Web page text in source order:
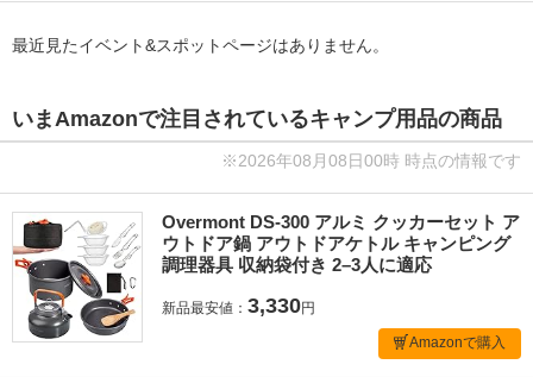
最近見たイベント&スポットページはありません。
いまAmazonで注目されているキャンプ用品の商品
※2026年08月08日00時 時点の情報です
Overmont DS-300 アルミ クッカーセット ア
ウトドア鍋 アウトドアケトル キャンピング
調理器具 収納袋付き 2–3人に適応
新品最安値： 3,330円
Amazonで購入